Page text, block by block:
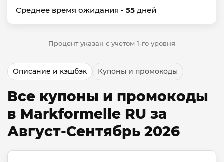
Среднее время ожидания - 55 дней
Процент указан с учетом 1-го уровня
Описание и кэшбэк Купоны и промокоды
Все купоны и промокоды
в Markformelle RU за
Август-Сентябрь 2026